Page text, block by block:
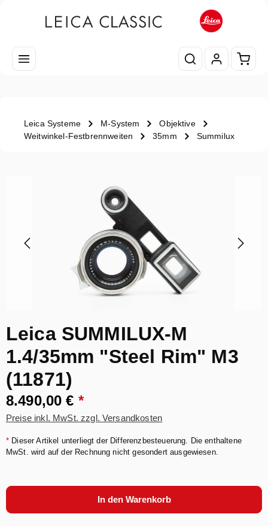
Leica Systeme M-System
Objektive
Weitwinkel-Festbrennweiten
35mm Summilux
Leica SUMMILUX-M
1.4/35mm "Steel Rim" M3
(11871)
8.490,00 € *
Preise inkl. MwSt. zzgl. Versandkosten
* Dieser Artikel unterliegt der Differenzbesteuerung. Die enthaltene
MwSt. wird auf der Rechnung nicht gesondert ausgewiesen.
In den Warenkorb